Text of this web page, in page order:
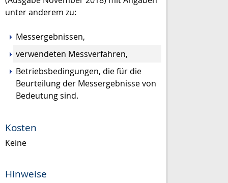
unter anderem zu:
Messergebnissen,
verwendeten Messverfahren,
Betriebsbedingungen, die für die
Beurteilung der Messergebnisse von
Bedeutung sind.
Kosten
Keine
Hinweise